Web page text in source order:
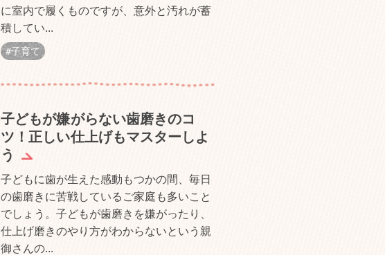
に室内で履くものですが、意外と汚れが蓄
積してい...
子育て
子どもが嫌がらない歯磨きのコ
ツ！正しい仕上げもマスターしよ
う
子どもに歯が生えた感動もつかの間、毎日
の歯磨きに苦戦しているご家庭も多いこと
でしょう。子どもが歯磨きを嫌がったり、
仕上げ磨きのやり方がわからないという親
御さんの...